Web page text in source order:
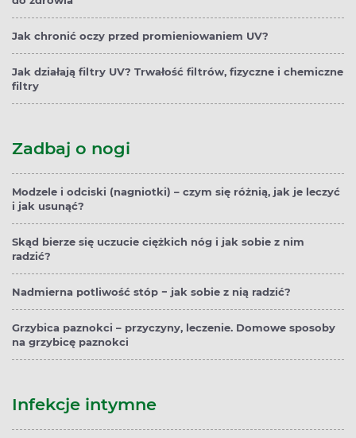
Jak chronić oczy przed promieniowaniem UV?
Jak działają filtry UV? Trwałość filtrów, fizyczne i chemiczne
filtry
Zadbaj o nogi
Modzele i odciski (nagniotki) – czym się różnią, jak je leczyć
i jak usunąć?
Skąd bierze się uczucie ciężkich nóg i jak sobie z nim
radzić?
Nadmierna potliwość stóp − jak sobie z nią radzić?
Grzybica paznokci – przyczyny, leczenie. Domowe sposoby
na grzybicę paznokci
Infekcje intymne